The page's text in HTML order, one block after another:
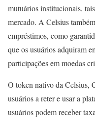
mutuários institucionais,
mercado. A Celsius
empréstimos, como
que os usuários adquiram
participações em moedas
O token nativo da Celsius,
usuários a reter e usar a
usuários podem receber